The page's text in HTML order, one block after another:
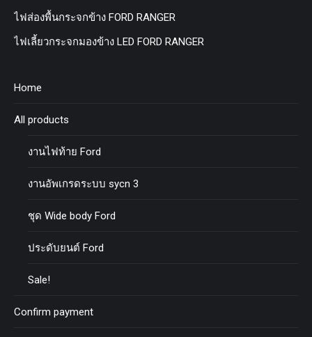
ไฟส่องพื้นกระจกข้าง FORD RANGER
ไฟเลี้ยวกระจกมองข้าง LED FORD RANGER
Home
All products
งานไฟท้าย Ford
งานอัพเกรดระบบ sycn 3
ชุด Wide body Ford
ประดับยนต์ Ford
Sale!
Confirm payment